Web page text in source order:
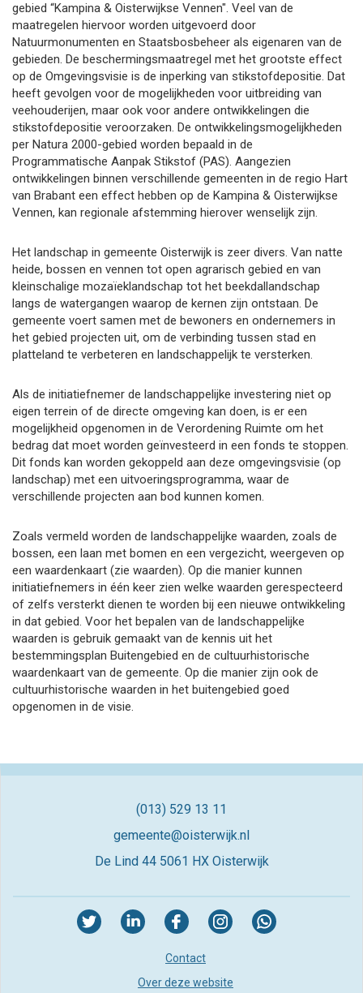
gebied “Kampina & Oisterwijkse Vennen". Veel van de
maatregelen hiervoor worden uitgevoerd door
Natuurmonumenten en Staatsbosbeheer als eigenaren van de
gebieden. De beschermingsmaatregel met het grootste effect
op de Omgevingsvisie is de inperking van stikstofdepositie. Dat
heeft gevolgen voor de mogelijkheden voor uitbreiding van
veehouderijen, maar ook voor andere ontwikkelingen die
stikstofdepositie veroorzaken. De ontwikkelingsmogelijkheden
per Natura 2000-gebied worden bepaald in de
Programmatische Aanpak Stikstof (PAS). Aangezien
ontwikkelingen binnen verschillende gemeenten in de regio Hart
van Brabant een effect hebben op de Kampina & Oisterwijkse
Vennen, kan regionale afstemming hierover wenselijk zijn.
Het landschap in gemeente Oisterwijk is zeer divers. Van natte
heide, bossen en vennen tot open agrarisch gebied en van
kleinschalige mozaïeklandschap tot het beekdallandschap
langs de watergangen waarop de kernen zijn ontstaan. De
gemeente voert samen met de bewoners en ondernemers in
het gebied projecten uit, om de verbinding tussen stad en
platteland te verbeteren en landschappelijk te versterken.
Als de initiatiefnemer de landschappelijke investering niet op
eigen terrein of de directe omgeving kan doen, is er een
mogelijkheid opgenomen in de Verordening Ruimte om het
bedrag dat moet worden geïnvesteerd in een fonds te stoppen.
Dit fonds kan worden gekoppeld aan deze omgevingsvisie (op
landschap) met een uitvoeringsprogramma, waar de
verschillende projecten aan bod kunnen komen.
Zoals vermeld worden de landschappelijke waarden, zoals de
bossen, een laan met bomen en een vergezicht, weergeven op
een waardenkaart (zie waarden). Op die manier kunnen
initiatiefnemers in één keer zien welke waarden gerespecteerd
of zelfs versterkt dienen te worden bij een nieuwe ontwikkeling
in dat gebied. Voor het bepalen van de landschappelijke
waarden is gebruik gemaakt van de kennis uit het
bestemmingsplan Buitengebied en de cultuurhistorische
waardenkaart van de gemeente. Op die manier zijn ook de
cultuurhistorische waarden in het buitengebied goed
opgenomen in de visie.
(013) 529 13 11
gemeente@oisterwijk.nl
De Lind 44 5061 HX Oisterwijk
Contact
Over deze website